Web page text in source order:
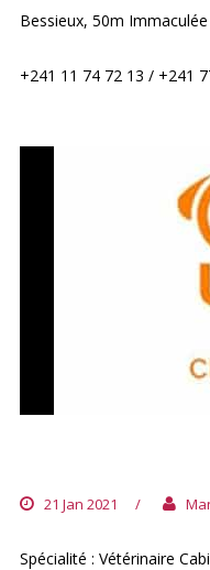
Bessieux, 50m
+241 11 74 72 13 / +241
21 Jan 2021 /
Spécialité : Vétérinaire